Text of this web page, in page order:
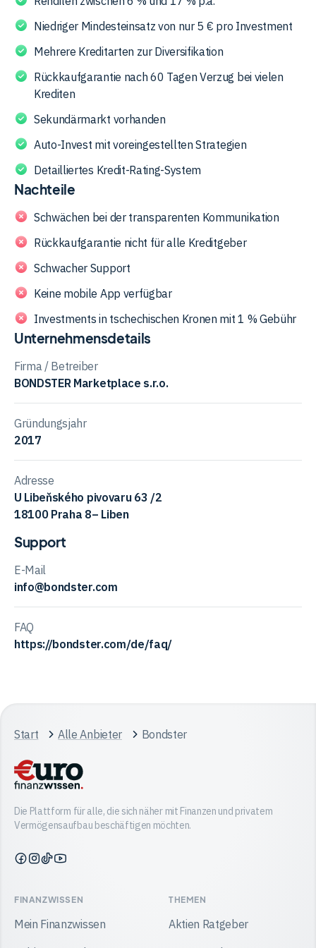
und 17 % p.a., die durchschnittliche Rendite gibt Bondster
mit 10,5 % an. Über 24.000 Anleger haben bislang ein
Kreditvolumen von 266,4 Mio. Euro finanziert.
Niedriger Mindesteinsatz von nur 5 € pro Investment
Mehrere Kreditarten zur Diversifikation
Rückkaufgarantie nach 60 Tagen Verzug bei vielen
Krediten
Sekundärmarkt vorhanden
Auto-Invest mit voreingestellten Strategien
Detailliertes Kredit-Rating-System
Nachteile
Schwächen bei der transparenten Kommunikation
Rückkaufgarantie nicht für alle Kreditgeber
Schwacher Support
Keine mobile App verfügbar
Investments in tschechischen Kronen mit 1 % Gebühr
Unternehmensdetails
Firma / Betreiber
BONDSTER Marketplace s.r.o.
Gründungsjahr
2017
Adresse
U Libeňského pivovaru 63 /2
18100 Praha 8– Liben
Support
E-Mail
info@bondster.com
FAQ
https://bondster.com/de/faq/
Start Alle Anbieter Bondster
Die Plattform für alle, die sich näher mit Finanzen und privatem
Vermögensaufbau beschäftigen möchten.
Finanzwissen
Facebook
Finanzwissen
Instagram
Finanzwissen
TikTok
Finanzwissen
YouTube
FINANZWISSEN
Mein Finanzwissen
THEMEN
Aktien Ratgeber